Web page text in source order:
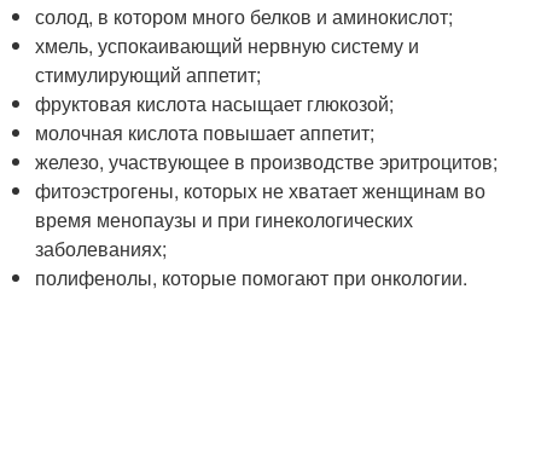
солод, в котором много белков и аминокислот;
хмель, успокаивающий нервную систему и
стимулирующий аппетит;
фруктовая кислота насыщает глюкозой;
молочная кислота повышает аппетит;
железо, участвующее в производстве эритроцитов;
фитоэстрогены, которых не хватает женщинам во
время менопаузы и при гинекологических
заболеваниях;
полифенолы, которые помогают при онкологии.